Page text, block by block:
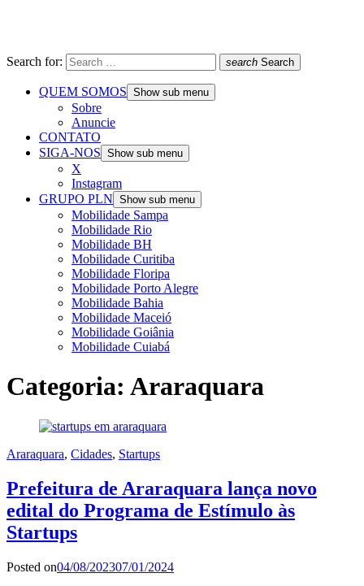
Search for: search Search
QUEM SOMOS Show sub menu
Sobre
Anuncie
CONTATO
SIGA-NOS Show sub menu
X
Instagram
GRUPO PLN Show sub menu
Mobilidade Sampa
Mobilidade Rio
Mobilidade BH
Mobilidade Curitiba
Mobilidade Floripa
Mobilidade Porto Alegre
Mobilidade Bahia
Mobilidade Maceió
Mobilidade Goiânia
Mobilidade Cuiabá
Categoria: Araraquara
Araraquara, Cidades, Startups
Prefeitura de Araraquara lança novo
edital do Programa de Estímulo às
Startups
Posted on04/08/202307/01/2024